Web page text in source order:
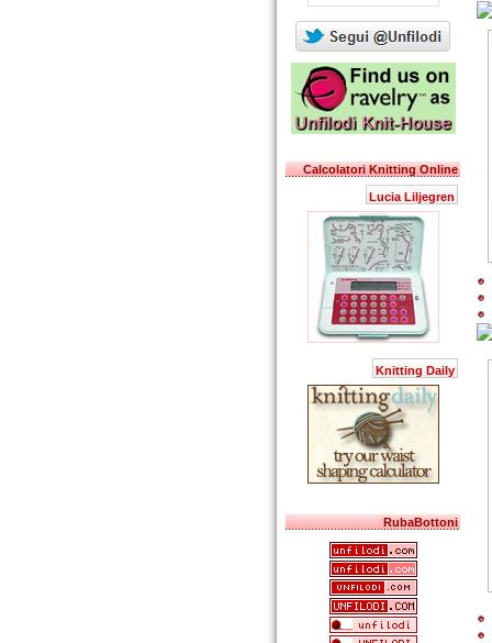
Calcolatori Knitting Online
Lucia Liljegren
Knitting Daily
RubaBottoni